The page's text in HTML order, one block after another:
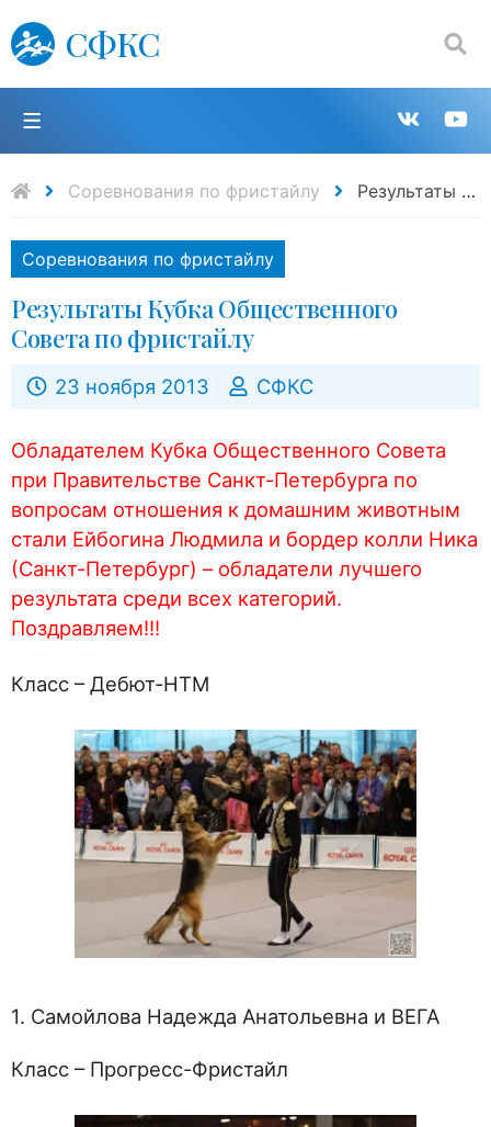
СФКС
Поиск:
в
Соревнования по фристайлу Результаты Кубка Общественного Совета по фристайлу
Соревнования по фристайлу
Результаты Кубка Общественного
Совета по фристайлу
23 ноября 2013 СФКС
Обладателем Кубка Общественного Совета
при Правительстве Санкт-Петербурга по
вопросам отношения к домашним животным
стали Ейбогина Людмила и бордер колли Ника
(Санкт-Петербург) – обладатели лучшего
результата среди всех категорий.
Поздравляем!!!
Класс – Дебют-НТМ
1. Самойлова Надежда Анатольевна и ВЕГА
Класс – Прогресс-Фристайл